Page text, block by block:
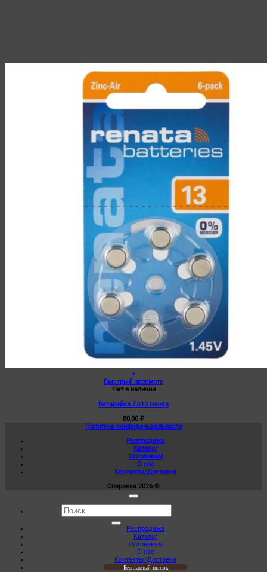
+
Быстрый просмотр
Нет в наличии
Батарейка ZA13 renata
80,00 ₽
Политика конфиденциальности
Распродажа
Каталог
Оптовикам
О нас
Контакты/Доставка
Сперанза 2026 ©
Искать:
Распродажа
Каталог
Оптовикам
О нас
Контакты/Доставка
Бесплатный звонок